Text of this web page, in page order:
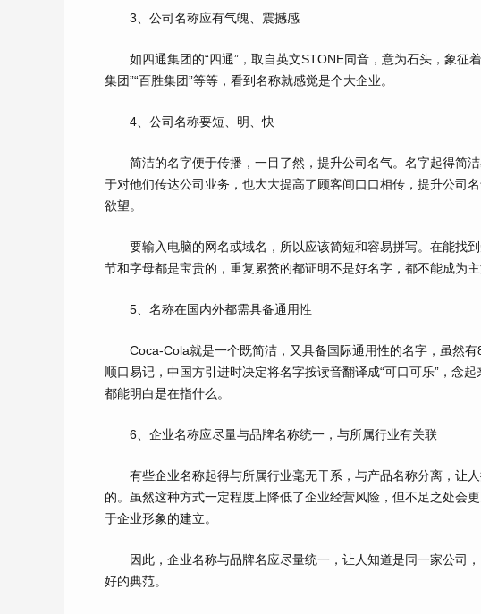
3、公司名称应有气魄、震撼感
如四通集团的“四通”，取自英文STONE同音，意为石头，象征
集团”“百胜集团”等等，看到名称就感觉是个大企业。
4、公司名称要短、明、快
简洁的名字便于传播，一目了然，提升公司名气。名字起得简洁
于对他们传达公司业务，也大大提高了顾客间口口相传，提升公司
欲望。
要输入电脑的网名或域名，所以应该简短和容易拼写。在能找
节和字母都是宝贵的，重复累赘的都证明不是好名字，都不能成为主
5、名称在国内外都需具备通用性
Coca-Cola就是一个既简洁，又具备国际通用性的名字，虽然有
顺口易记，中国方引进时决定将名字按读音翻译成“可口可乐”，念
都能明白是在指什么。
6、企业名称应尽量与品牌名称统一，与所属行业有关联
有些企业名称起得与所属行业毫无干系，与产品名称分离，让
的。虽然这种方式一定程度上降低了企业经营风险，但不足之处会
于企业形象的建立。
因此，企业名称与品牌名应尽量统一，让人知道是同一家公司，
好的典范。